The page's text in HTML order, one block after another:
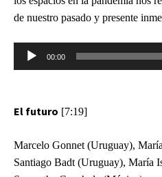
de nuestro pasado y presente
Reproductor
00:00
El futuro [7:19]
Marcelo Gonnet (Uruguay),
Santiago Badt (Uruguay), María